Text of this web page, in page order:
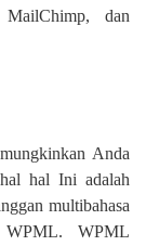
MailChimp, dan
Anda
hal Ini adalah
multibahasa
WPML